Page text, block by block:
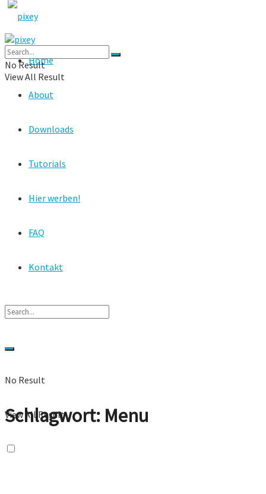
Home
About
Downloads
Tutorials
Hier werben!
FAQ
Kontakt
No Result
View All Result
No Result
View All Result
Schlagwort: Menu